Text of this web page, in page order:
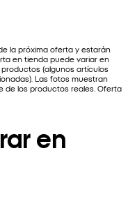
la próxima oferta y estarán
en tienda puede variar en
(algunos artículos
Las fotos muestran
de los productos reales. Oferta
en